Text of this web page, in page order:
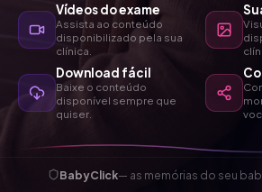
Vídeos do exame
Assista ao conteúdo
disponibilizado pela sua
clínica.
Download fácil
Baixe o conteúdo
disponível sempre que
quiser.
BabyClick— as memórias do seu